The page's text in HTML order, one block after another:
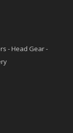
- Head Gear -